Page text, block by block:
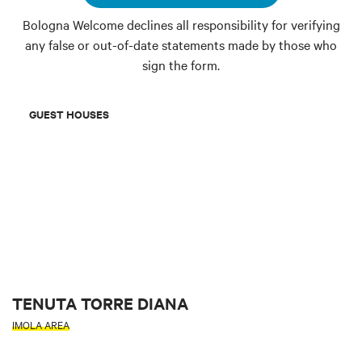
Bologna Welcome declines all responsibility for verifying
any false or out-of-date statements made by those who
sign the form.
GUEST HOUSES
TENUTA TORRE DIANA
IMOLA AREA